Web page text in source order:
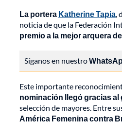
La portera Katherine Tapia
noticia de que la Federación
premio a la mejor arquera
Síganos en nuestro
Este importante
nominación llegó gracias
selección de mayores. Entre
América Femenina contra